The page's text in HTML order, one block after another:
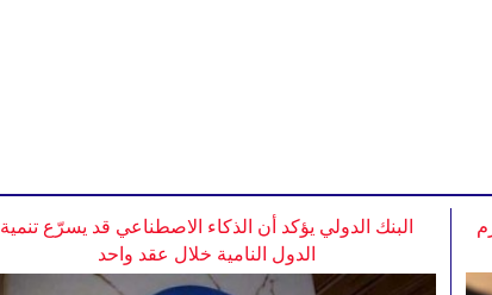
البنك الدولي يؤكد أن الذكاء الاصطناعي قد يسرّع تنمية
الدول النامية خلال عقد واحد